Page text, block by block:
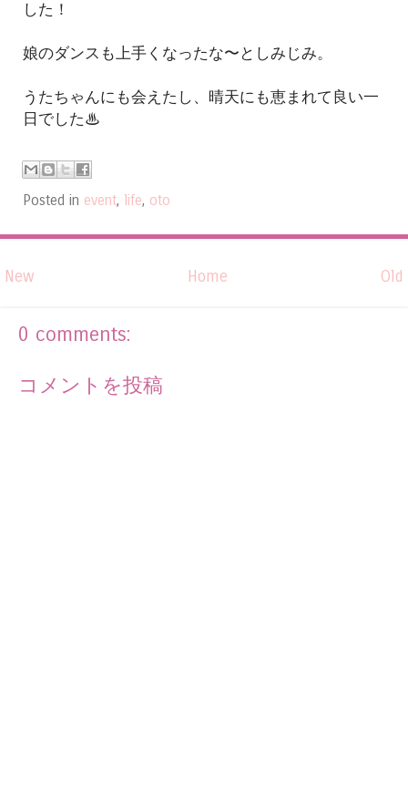
した！
娘のダンスも上手くなったな〜としみじみ。
うたちゃんにも会えたし、晴天にも恵まれて良い一
日でした♨︎
Posted in event, life, oto
New Old
Home
0 comments:
コメントを投稿